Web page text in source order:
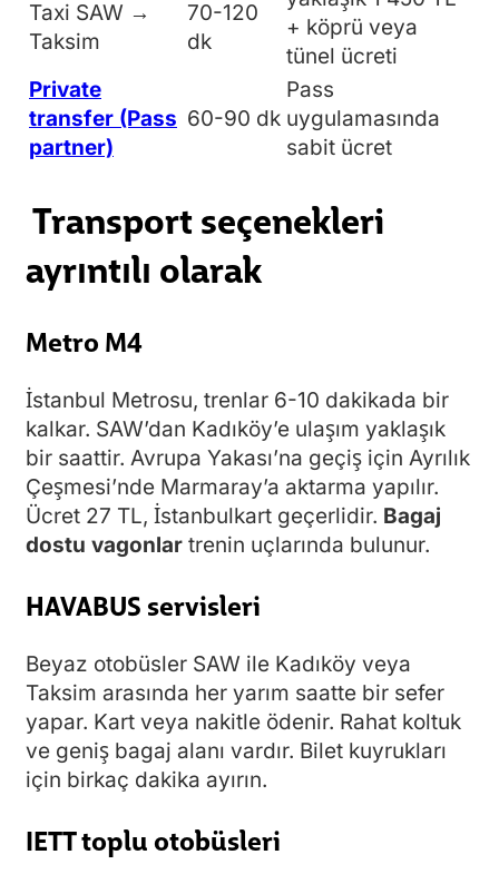
Taxi SAW →
Taksim
70-120
dk
+ köprü veya
tünel ücreti
Private
transfer (Pass
partner)
60-90 dk
Pass
uygulamasında
sabit ücret
Transport seçenekleri
ayrıntılı olarak
Metro M4
İstanbul Metrosu, trenlar 6-10 dakikada bir
kalkar. SAW’dan Kadıköy’e ulaşım yaklaşık
bir saattir. Avrupa Yakası’na geçiş için Ayrılık
Çeşmesi’nde Marmaray’a aktarma yapılır.
Ücret 27 TL, İstanbulkart geçerlidir. Bagaj
dostu vagonlar trenin uçlarında bulunur.
HAVABUS servisleri
Beyaz otobüsler SAW ile Kadıköy veya
Taksim arasında her yarım saatte bir sefer
yapar. Kart veya nakitle ödenir. Rahat koltuk
ve geniş bagaj alanı vardır. Bilet kuyrukları
için birkaç dakika ayırın.
IETT toplu otobüsleri